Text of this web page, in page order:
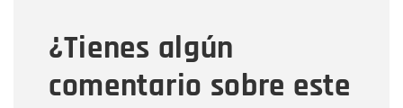
¿Tienes algún
comentario sobre este
Mensaje